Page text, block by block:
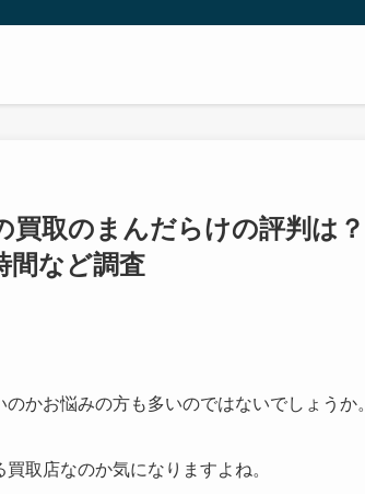
買取のまんだらけの評判は
間など調査
かお悩みの方も多いのではないでしょうか。
取店なのか気になりますよね。